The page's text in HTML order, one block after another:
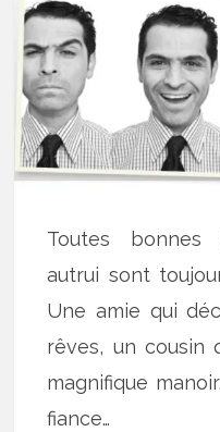
Toutes bonnes
autrui sont
Une amie qui
rêves, un cousin
magnifique
fiance…